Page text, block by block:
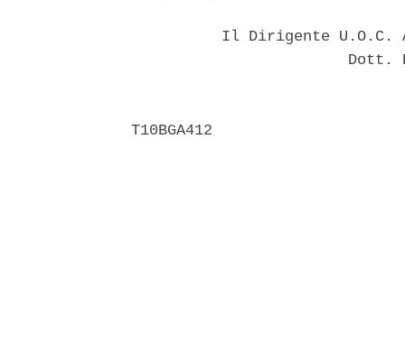
Il Dirigente